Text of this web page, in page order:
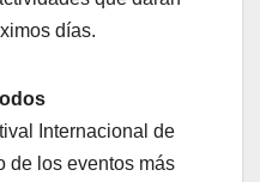
días.
Internacional de
de los eventos más